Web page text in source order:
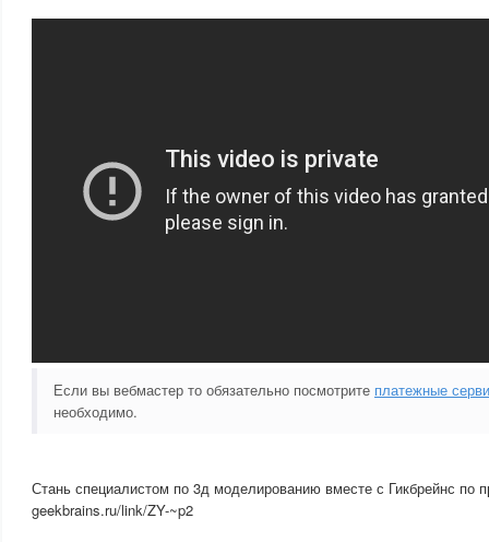
Если вы вебмастер то обязательно посмотрите платежные
необходимо.
Стань специалистом по 3д моделированию вместе с Гикбрейнс по
geekbrains.ru/link/ZY-~p2